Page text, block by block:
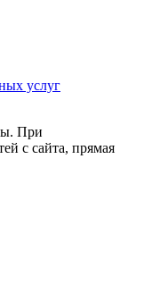
услуг
При
с сайта, прямая